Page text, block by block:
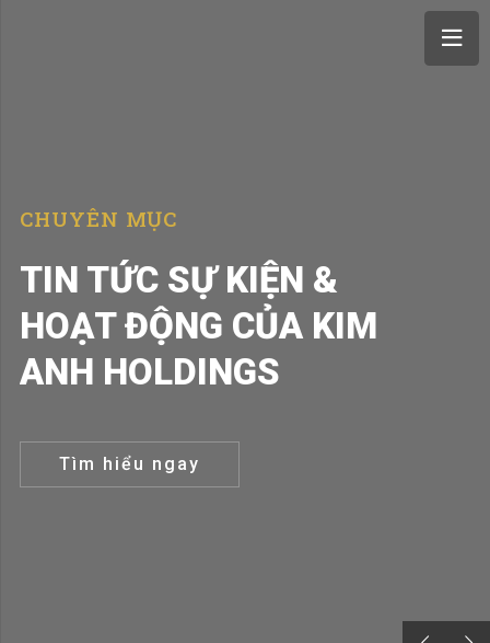
TIN TỨC SỰ KIỆN &
HOẠT ĐỘNG CỦA KIM
ANH HOLDINGS
CHUYÊN MỤC
Tìm hiểu ngay